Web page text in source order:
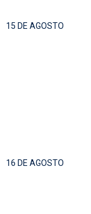
15 DE AGOSTO
16 DE AGOSTO